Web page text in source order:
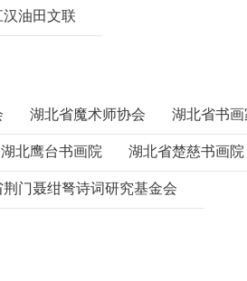
汉油田文联
湖北省魔术师协会 湖北省书画
湖北鹰台书画院 湖北省楚慈书画院
荆门聂绀弩诗词研究基金会